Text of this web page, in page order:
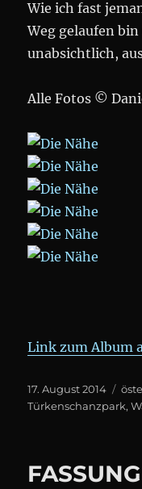
Wie ich fast
Weg gelaufen
unabsichtlich,
Alle Fotos ©
Link zum Album
Posted
on
17. August 2014
Türkenschanzpark,
FASSUNG